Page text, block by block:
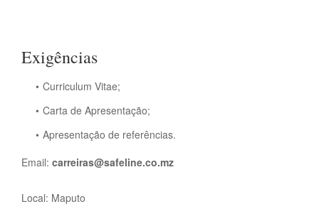
Exigências
Curriculum Vitae;
Carta de Apresentação;
Apresentação de referências.
Email: carreiras@safeline.co.mz
Local: Maputo